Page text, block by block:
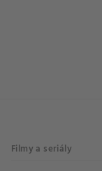
Filmy a seriály